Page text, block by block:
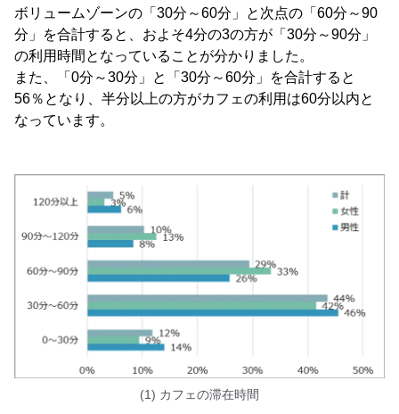
ボリュームゾーンの「30分～60分」と次点の「60分～90
分」を合計すると、およそ4分の3の方が「30分～90分」
の利用時間となっていることが分かりました。
また、「0分～30分」と「30分～60分」を合計すると
56％となり、半分以上の方がカフェの利用は60分以内と
なっています。
(1) カフェの滞在時間